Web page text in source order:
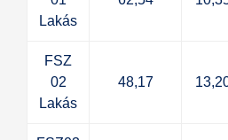
Lakás
FSZ
02
Lakás
48,17